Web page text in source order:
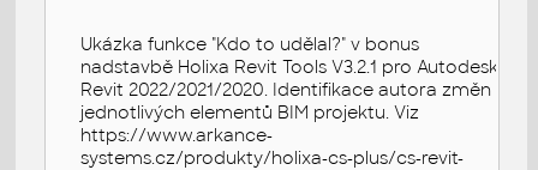
Ukázka funkce "Kdo to udělal?" v bonus
nadstavbě Holixa Revit Tools V3.2.1 pro Autodesk
Revit 2022/2021/2020. Identifikace autora změn
jednotlivých elementů BIM projektu. Viz
https://www.arkance-
systems.cz/produkty/holixa-cs-plus/cs-revit-